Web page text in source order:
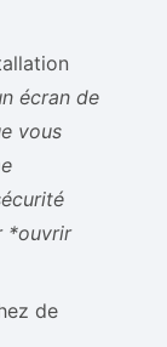
écran de
vous
*ouvrir
de